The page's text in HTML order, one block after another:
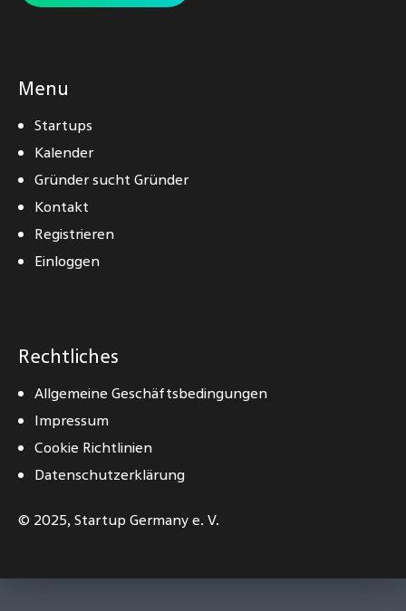
Menu
Startups
Kalender
Gründer sucht Gründer
Kontakt
Registrieren
Einloggen
Rechtliches
Allgemeine Geschäftsbedingungen
Impressum
Cookie Richtlinien
Datenschutzerklärung
© 2025,Startup Germany e. V.